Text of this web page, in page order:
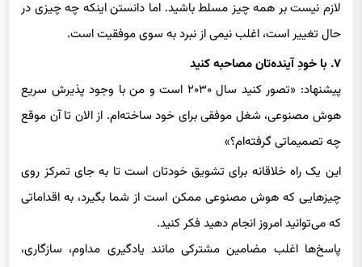
حال تغییر است، اغلب نیمی از نبرد به سوی موفقیت است.
۷. با خودِ آینده‌تان مصاحبه کنید
هوش مصنوعی، شغل موفقی برای خود ساخته‌ام. از الان تا آن موقع
چه تصمیماتی گرفته‌ام؟»
این یک راه خلاقانه برای تشویق خودتان است تا به جای تمرکز روی
چیزهایی که هوش مصنوعی ممکن است از شما بگیرد، به اقداماتی
که می‌توانید امروز انجام دهید فکر کنید.
پاسخ‌ها اغلب مضامین مشترکی مانند یادگیری مداوم، سازگاری،
کنجکاوی و تمایل به پذیرش ابزارهای جدید به جای اجتناب از آنها را